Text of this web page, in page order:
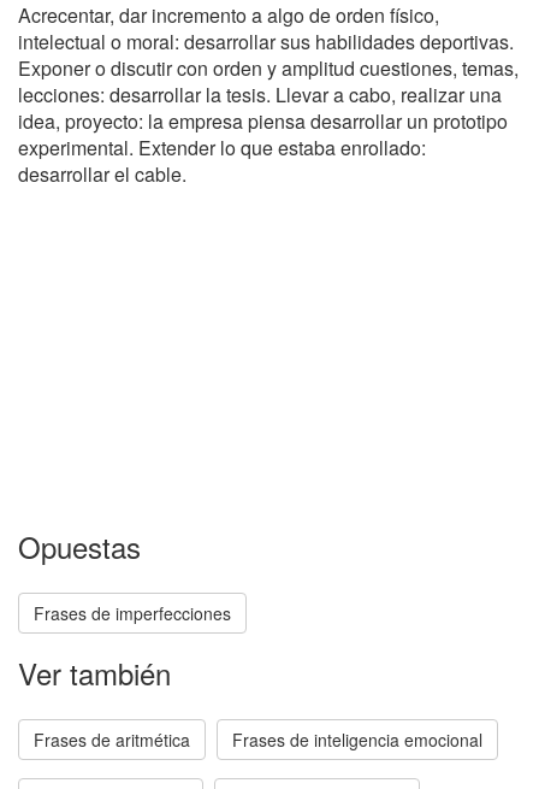
Acrecentar, dar incremento a algo de orden físico,
intelectual o moral: desarrollar sus habilidades deportivas.
Exponer o discutir con orden y amplitud cuestiones, temas,
lecciones: desarrollar la tesis. Llevar a cabo, realizar una
idea, proyecto: la empresa piensa desarrollar un prototipo
experimental. Extender lo que estaba enrollado:
desarrollar el cable.
Opuestas
Frases de imperfecciones
Ver también
Frases de aritmética Frases de inteligencia emocional